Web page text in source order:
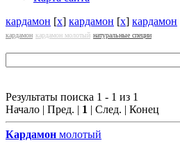
кардамон [x] кардамон [x] кардамон
кардамон кардамон молотый натуральные специи
Результаты поиска 1 - 1 из 1
Начало | Пред. | 1 | След. | Конец
Кардамон молотый